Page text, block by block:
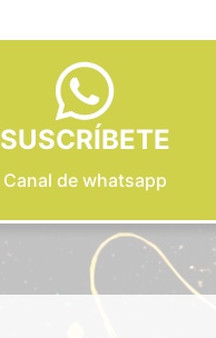
SUSCRÍBETE
Canal de whatsapp